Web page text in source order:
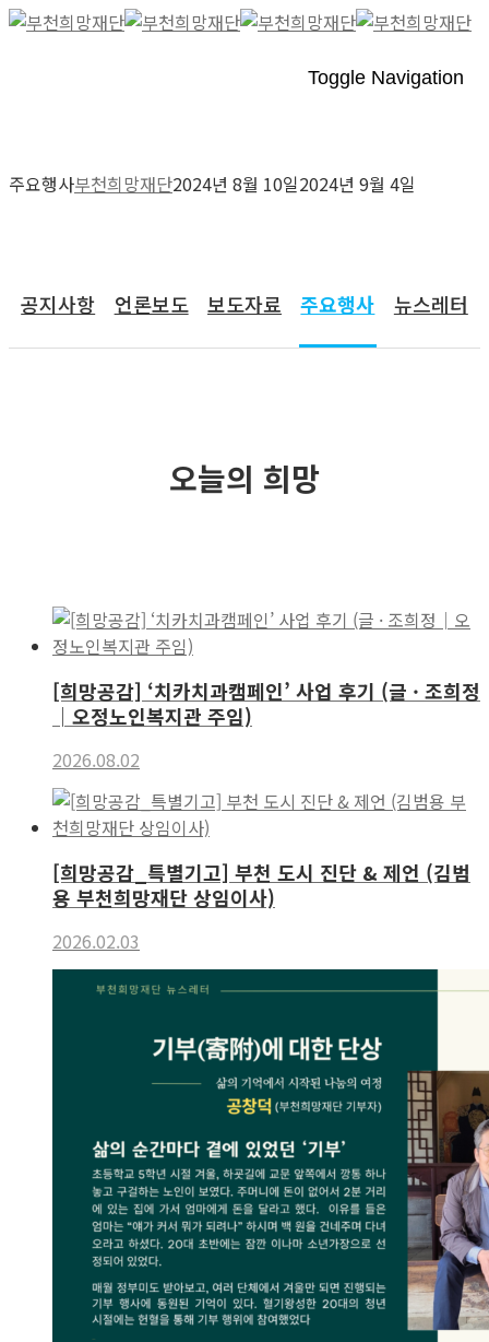
Toggle Navigation
주요행사부천희망재단2024년 8월 10일2024년 9월 4일
공지사항 언론보도 보도자료 주요행사 뉴스레터
오늘의 희망
[희망공감] ‘치카치과캠페인’ 사업 후기 (글 · 조희정
│오정노인복지관 주임)
2026.08.02
[희망공감_특별기고] 부천 도시 진단 & 제언 (김범
용 부천희망재단 상임이사)
2026.02.03